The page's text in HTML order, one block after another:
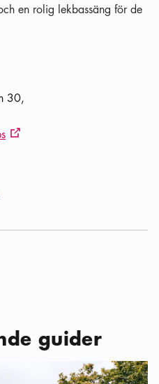
en rolig lekbassäng för de
30
Extern ikon
guider
familjedag i Akalla